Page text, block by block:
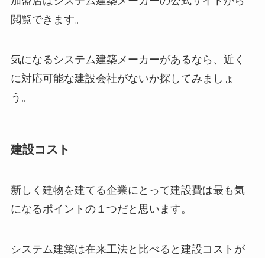
閲覧できます。
気になるシステム建築メーカーがあるなら、近く
に対応可能な建設会社がないか探してみましょ
う。
建設コスト
新しく建物を建てる企業にとって建設費は最も気
になるポイントの１つだと思います。
システム建築は在来工法と比べると建設コストが